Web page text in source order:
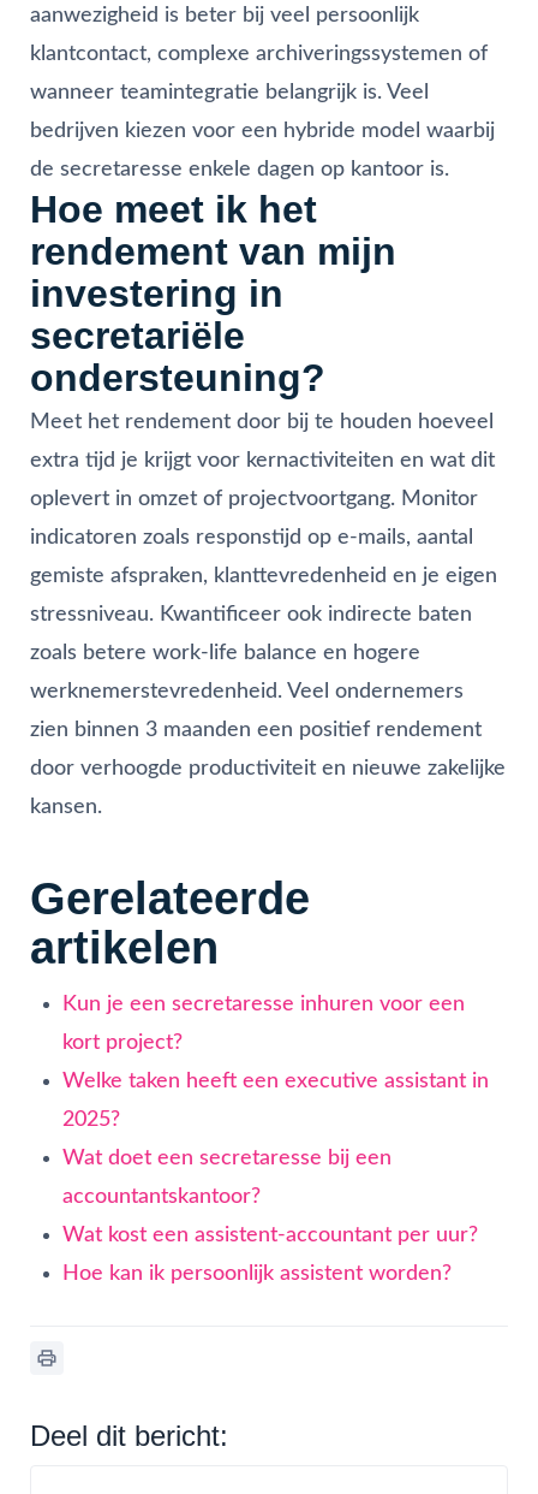
aanwezigheid is beter bij veel persoonlijk
klantcontact, complexe archiveringssystemen of
wanneer teamintegratie belangrijk is. Veel
bedrijven kiezen voor een hybride model waarbij
de secretaresse enkele dagen op kantoor is.
Hoe meet ik het
rendement van mijn
investering in
secretariële
ondersteuning?
Meet het rendement door bij te houden hoeveel
extra tijd je krijgt voor kernactiviteiten en wat dit
oplevert in omzet of projectvoortgang. Monitor
indicatoren zoals responstijd op e-mails, aantal
gemiste afspraken, klanttevredenheid en je eigen
stressniveau. Kwantificeer ook indirecte baten
zoals betere work-life balance en hogere
werknemerstevredenheid. Veel ondernemers
zien binnen 3 maanden een positief rendement
door verhoogde productiviteit en nieuwe zakelijke
kansen.
Gerelateerde
artikelen
Kun je een secretaresse inhuren voor een
kort project?
Welke taken heeft een executive assistant in
2025?
Wat doet een secretaresse bij een
accountantskantoor?
Wat kost een assistent-accountant per uur?
Hoe kan ik persoonlijk assistent worden?
Deel dit bericht: